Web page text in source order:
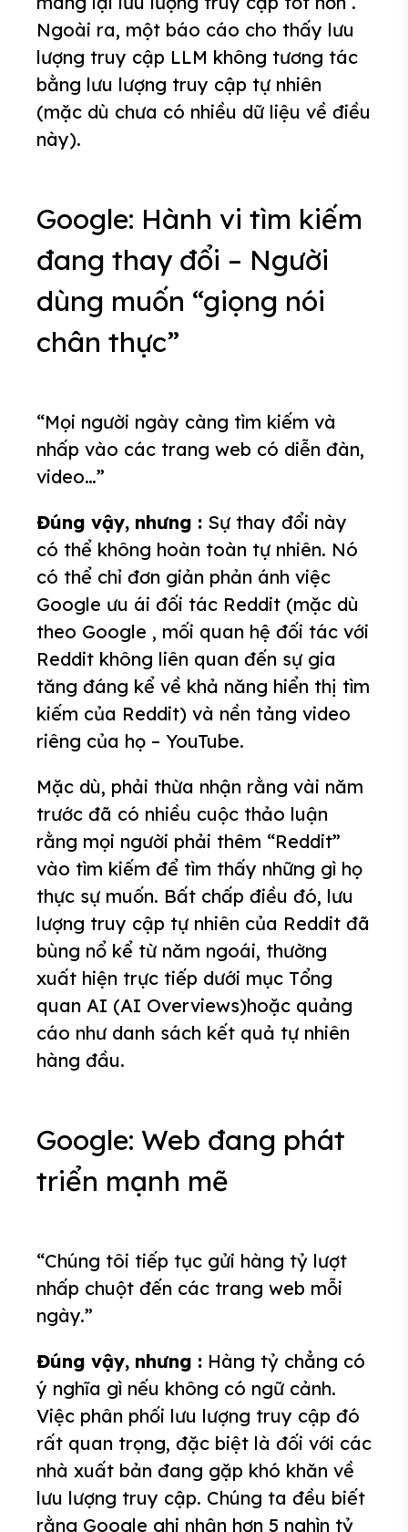
Ngoài ra, một báo cáo cho thấy lưu
lượng truy cập LLM không tương tác
bằng lưu lượng truy cập tự nhiên
(mặc dù chưa có nhiều dữ liệu về điều
này).
Google: Hành vi tìm kiếm
đang thay đổi – Người
dùng muốn “giọng nói
chân thực”
“Mọi người ngày càng tìm kiếm và
nhấp vào các trang web có diễn đàn,
video…”
Đúng vậy, nhưng : Sự thay đổi này
có thể không hoàn toàn tự nhiên. Nó
có thể chỉ đơn giản phản ánh việc
Google ưu ái đối tác Reddit (mặc dù
theo Google , mối quan hệ đối tác với
Reddit không liên quan đến sự gia
tăng đáng kể về khả năng hiển thị tìm
kiếm của Reddit) và nền tảng video
riêng của họ – YouTube.
Mặc dù, phải thừa nhận rằng vài năm
trước đã có nhiều cuộc thảo luận
rằng mọi người phải thêm “Reddit”
vào tìm kiếm để tìm thấy những gì họ
thực sự muốn. Bất chấp điều đó, lưu
lượng truy cập tự nhiên của Reddit đã
bùng nổ kể từ năm ngoái, thường
xuất hiện trực tiếp dưới mục Tổng
quan AI (AI Overviews)hoặc quảng
cáo như danh sách kết quả tự nhiên
hàng đầu.
Google: Web đang phát
triển mạnh mẽ
“Chúng tôi tiếp tục gửi hàng tỷ lượt
nhấp chuột đến các trang web mỗi
ngày.”
Đúng vậy, nhưng : Hàng tỷ chẳng có
ý nghĩa gì nếu không có ngữ cảnh.
Việc phân phối lưu lượng truy cập đó
rất quan trọng, đặc biệt là đối với các
nhà xuất bản đang gặp khó khăn về
lưu lượng truy cập. Chúng ta đều biết
rằng Google ghi nhận hơn 5 nghìn tỷ